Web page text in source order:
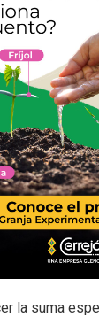
la suma